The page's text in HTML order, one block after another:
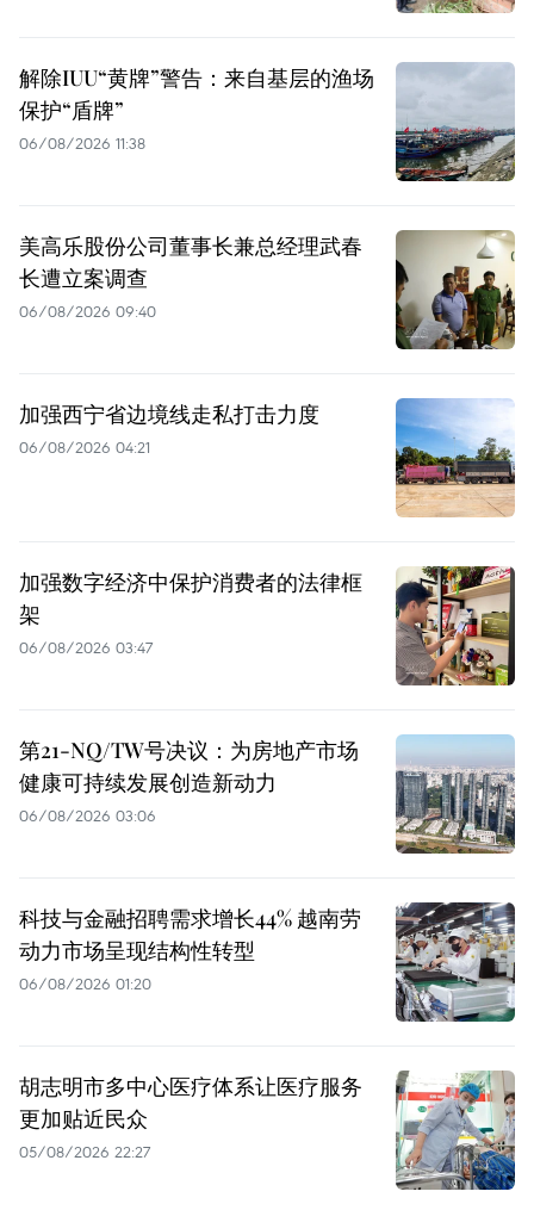
解除IUU“黄牌”警告：来自基层的渔场
保护“盾牌”
06/08/2026 11:38
美高乐股份公司董事长兼总经理武春
长遭立案调查
06/08/2026 09:40
加强西宁省边境线走私打击力度
06/08/2026 04:21
加强数字经济中保护消费者的法律框
架
06/08/2026 03:47
第21-NQ/TW号决议：为房地产市场
健康可持续发展创造新动力
06/08/2026 03:06
科技与金融招聘需求增长44% 越南劳
动力市场呈现结构性转型
06/08/2026 01:20
胡志明市多中心医疗体系让医疗服务
更加贴近民众
05/08/2026 22:27